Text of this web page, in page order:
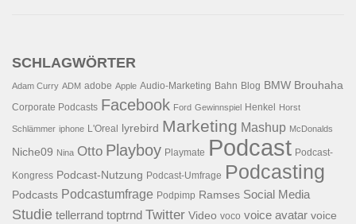
SCHLAGWÖRTER
Adam Curry ADM adobe Apple Audio-Marketing Bahn Blog BMW Brouhaha
Corporate Podcasts Facebook Ford Gewinnspiel Henkel Horst
Schlämmer iphone L'Oreal lyrebird Marketing Mashup McDonalds
Niche09 Nina Otto Playboy Playmate Podcast Podcast-
Kongress Podcast-Nutzung Podcast-Umfrage Podcasting
Podcasts Podcastumfrage Podpimp Ramses Social Media
Studie tellerrand toptrnd Twitter Video voco voice avatar voice